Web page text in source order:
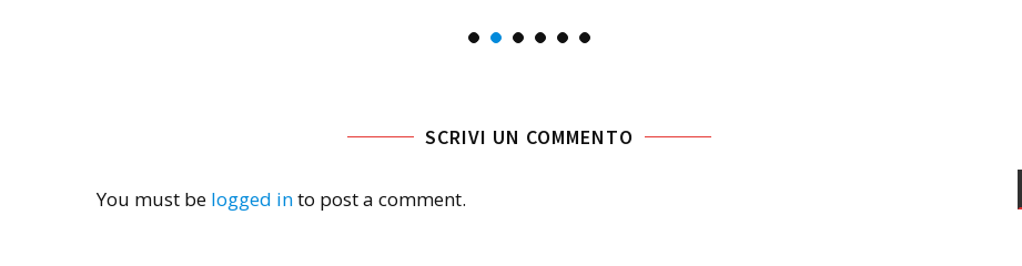
SCRIVI UN COMMENTO
You must be logged into post a comment.